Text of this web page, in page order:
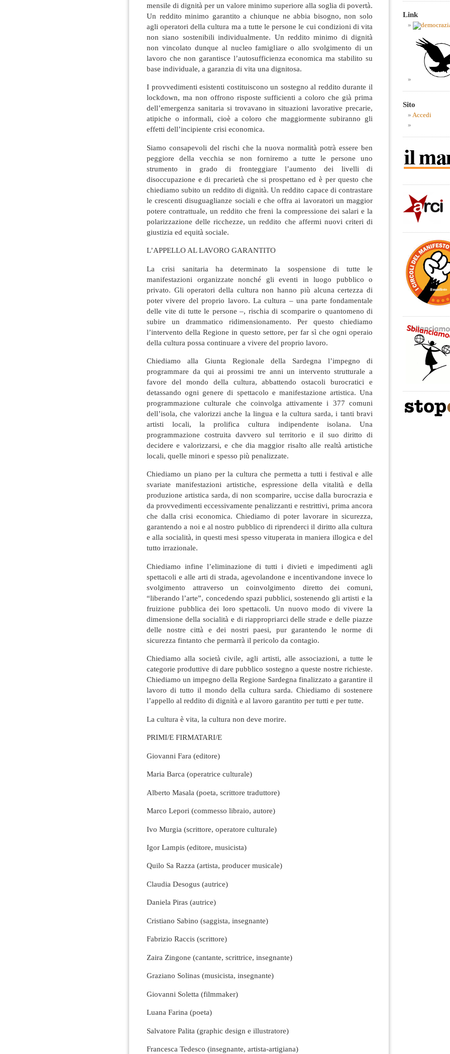
mensile di dignità per un valore minimo superiore alla soglia di povertà.
Un reddito minimo garantito a chiunque ne abbia bisogno, non solo
agli operatori della cultura ma a tutte le persone le cui condizioni di vita
non siano sostenibili individualmente. Un reddito minimo di dignità
non vincolato dunque al nucleo famigliare o allo svolgimento di un
lavoro che non garantisce l’autosufficienza economica ma stabilito su
base individuale, a garanzia di vita una dignitosa.
I provvedimenti esistenti costituiscono un sostegno al reddito durante il
lockdown, ma non offrono risposte sufficienti a coloro che già prima
dell’emergenza sanitaria si trovavano in situazioni lavorative precarie,
atipiche o informali, cioè a coloro che maggiormente subiranno gli
effetti dell’incipiente crisi economica.
Siamo consapevoli del rischi che la nuova normalità potrà essere ben
peggiore della vecchia se non forniremo a tutte le persone uno
strumento in grado di fronteggiare l’aumento dei livelli di
disoccupazione e di precarietà che si prospettano ed è per questo che
chiediamo subito un reddito di dignità. Un reddito capace di contrastare
le crescenti disuguaglianze sociali e che offra ai lavoratori un maggior
potere contrattuale, un reddito che freni la compressione dei salari e la
polarizzazione delle ricchezze, un reddito che affermi nuovi criteri di
giustizia ed equità sociale.
L’APPELLO AL LAVORO GARANTITO
La crisi sanitaria ha determinato la sospensione di tutte le
manifestazioni organizzate nonché gli eventi in luogo pubblico o
privato. Gli operatori della cultura non hanno più alcuna certezza di
poter vivere del proprio lavoro. La cultura – una parte fondamentale
delle vite di tutte le persone –, rischia di scomparire o quantomeno di
subire un drammatico ridimensionamento. Per questo chiediamo
l’intervento della Regione in questo settore, per far sì che ogni operaio
della cultura possa continuare a vivere del proprio lavoro.
Chiediamo alla Giunta Regionale della Sardegna l’impegno di
programmare da qui ai prossimi tre anni un intervento strutturale a
favore del mondo della cultura, abbattendo ostacoli burocratici e
detassando ogni genere di spettacolo e manifestazione artistica. Una
programmazione culturale che coinvolga attivamente i 377 comuni
dell’isola, che valorizzi anche la lingua e la cultura sarda, i tanti bravi
artisti locali, la prolifica cultura indipendente isolana. Una
programmazione costruita davvero sul territorio e il suo diritto di
decidere e valorizzarsi, e che dia maggior risalto alle realtà artistiche
locali, quelle minori e spesso più penalizzate.
Chiediamo un piano per la cultura che permetta a tutti i festival e alle
svariate manifestazioni artistiche, espressione della vitalità e della
produzione artistica sarda, di non scomparire, uccise dalla burocrazia e
da provvedimenti eccessivamente penalizzanti e restrittivi, prima ancora
che dalla crisi economica. Chiediamo di poter lavorare in sicurezza,
garantendo a noi e al nostro pubblico di riprenderci il diritto alla cultura
e alla socialità, in questi mesi spesso vituperata in maniera illogica e del
tutto irrazionale.
Chiediamo infine l’eliminazione di tutti i divieti e impedimenti agli
spettacoli e alle arti di strada, agevolandone e incentivandone invece lo
svolgimento attraverso un coinvolgimento diretto dei comuni,
“liberando l’arte”, concedendo spazi pubblici, sostenendo gli artisti e la
fruizione pubblica dei loro spettacoli. Un nuovo modo di vivere la
dimensione della socialità e di riappropriarci delle strade e delle piazze
delle nostre città e dei nostri paesi, pur garantendo le norme di
sicurezza fintanto che permarrà il pericolo da contagio.
Chiediamo alla società civile, agli artisti, alle associazioni, a tutte le
categorie produttive di dare pubblico sostegno a queste nostre richieste.
Chiediamo un impegno della Regione Sardegna finalizzato a garantire il
lavoro di tutto il mondo della cultura sarda. Chiediamo di sostenere
l’appello al reddito di dignità e al lavoro garantito per tutti e per tutte.
La cultura è vita, la cultura non deve morire.
PRIMI/E FIRMATARI/E
Giovanni Fara (editore)
Maria Barca (operatrice culturale)
Alberto Masala (poeta, scrittore traduttore)
Marco Lepori (commesso libraio, autore)
Ivo Murgia (scrittore, operatore culturale)
Igor Lampis (editore, musicista)
Quilo Sa Razza (artista, producer musicale)
Claudia Desogus (autrice)
Daniela Piras (autrice)
Cristiano Sabino (saggista, insegnante)
Fabrizio Raccis (scrittore)
Zaira Zingone (cantante, scrittrice, insegnante)
Graziano Solinas (musicista, insegnante)
Giovanni Soletta (filmmaker)
Luana Farina (poeta)
Salvatore Palita (graphic design e illustratore)
Francesca Tedesco (insegnante, artista-artigiana)
Link
Sito
Accedi